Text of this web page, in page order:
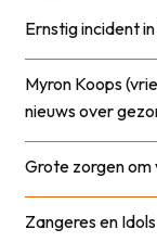
Ernstig incident
Myron Koops
nieuws over
Grote zorgen om
Zangeres en